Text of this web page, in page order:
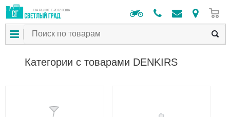
НА РЫНКЕ С 2012 ГОДА
Категории с товарами DENKIRS